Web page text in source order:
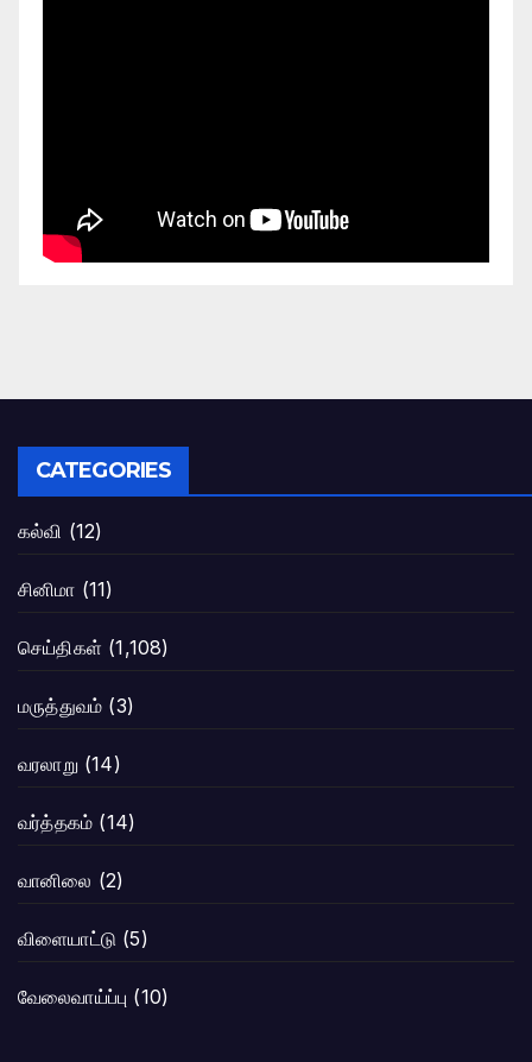
CATEGORIES
கல்வி (12)
சினிமா (11)
செய்திகள் (1,108)
மருத்துவம் (3)
வரலாறு (14)
வர்த்தகம் (14)
வானிலை (2)
விளையாட்டு (5)
வேலைவாய்ப்பு (10)